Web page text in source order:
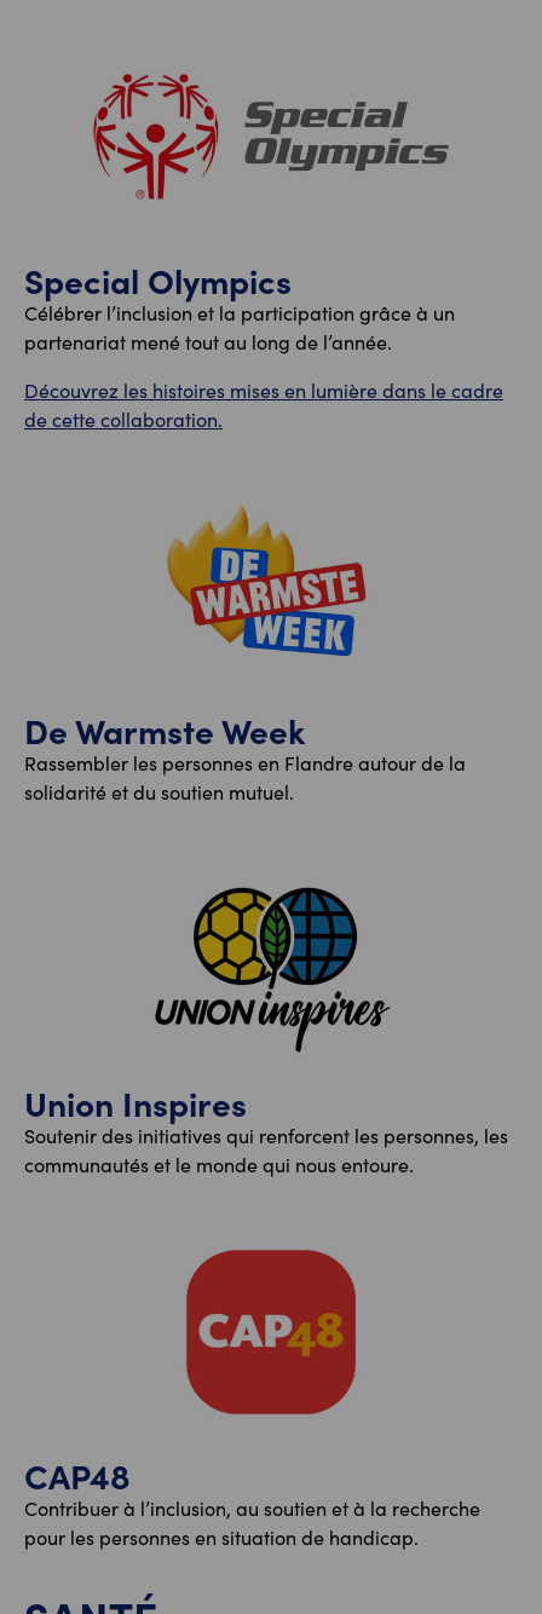
Special Olympics
Célébrer l’inclusion et la participation grâce à un
partenariat mené tout au long de l’année.
Découvrez les histoires mises en lumière dans le cadre
de cette collaboration.
De Warmste Week
Rassembler les personnes en Flandre autour de la
solidarité et du soutien mutuel.
Union Inspires
Soutenir des initiatives qui renforcent les personnes, les
communautés et le monde qui nous entoure.
CAP48
Contribuer à l’inclusion, au soutien et à la recherche
pour les personnes en situation de handicap.